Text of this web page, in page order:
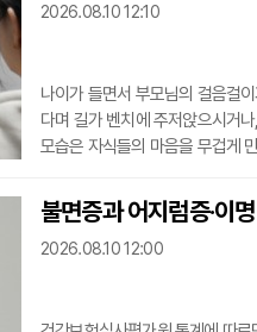
지하는 조
2026.08.10 12:10
나이가 들면서 부모님의 걸음걸
다며 길가 벤치에 주저앉으시거
모습은 자식들의 마음을 무겁게
있다는 척추관협착증의 경고 신
척추관이 퇴행성 변화로 인해 좁
다리가 터질
불면증과 어지럼증·이
2026.08.10 12:00